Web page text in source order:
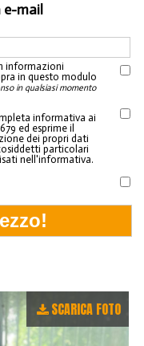
e-mail
informazioni
in questo modulo
in qualsiasi momento
informativa ai
ed esprime il
dei propri dati
particolari
nell'informativa.
SCARICA FOTO